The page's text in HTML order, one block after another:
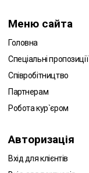
Меню сайта
Головна
Спеціальні пропозиції
Співробітництво
Партнерам
Робота кур`єром
Авторизація
Вхід для клієнтів